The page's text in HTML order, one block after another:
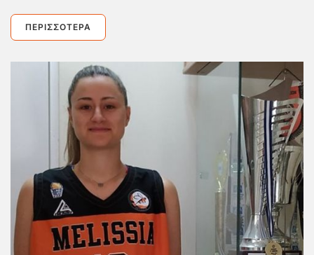
ΠΕΡΙΣΣΌΤΕΡΑ